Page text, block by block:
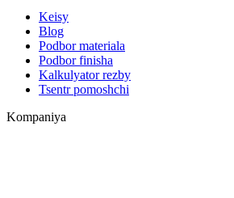
Keisy
Blog
Podbor materiala
Podbor finisha
Kalkulyator rezby
Tsentr pomoshchi
Kompaniya